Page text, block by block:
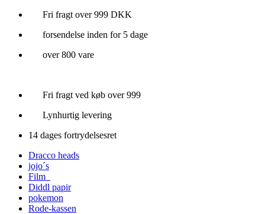
Videre
indhold
Fri fragt over 999 DKK
forsendelse inden for 5 dage
over 800 vare
Fri fragt ved køb over 999
Lynhurtig levering
14 dages fortrydelsesret
Dracco heads
jojo´s
Film
Diddl papir
pokemon
Rode-kassen